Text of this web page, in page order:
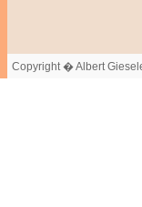
Copyright � Albert